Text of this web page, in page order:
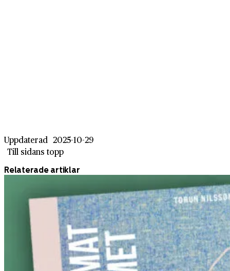
Uppdaterad 2025-10-29
Till sidans topp
Relaterade artiklar